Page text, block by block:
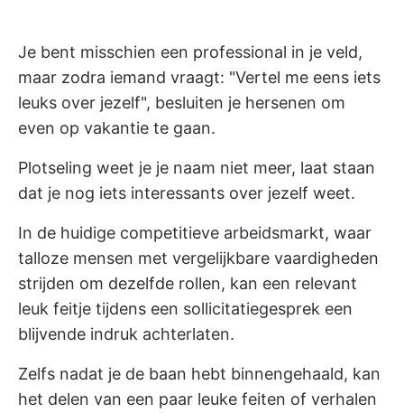
Je bent misschien een professional in je veld,
maar zodra iemand vraagt: "Vertel me eens iets
leuks over jezelf", besluiten je hersenen om
even op vakantie te gaan.
Plotseling weet je je naam niet meer, laat staan
dat je nog iets interessants over jezelf weet.
In de huidige competitieve arbeidsmarkt, waar
talloze mensen met vergelijkbare vaardigheden
strijden om dezelfde rollen, kan een relevant
leuk feitje tijdens een sollicitatiegesprek een
blijvende indruk achterlaten.
Zelfs nadat je de baan hebt binnengehaald, kan
het delen van een paar leuke feiten of verhalen